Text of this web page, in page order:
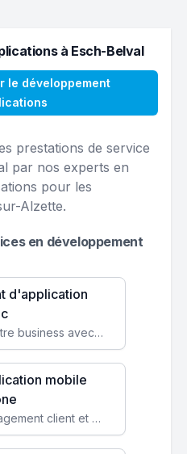
à Esch-Belval
le développement
prestations de service
par nos experts en
pour les
Alzette.
en développement
d'application
Faites évoluer votre business avec des solutions logicielles personnalisées, parfaitement adaptées à vos besoins spécifiques.
mobile
Augmentez l’engagement client et simplifiez vos processus avec une application mobile sur mesure, disponible sur iOS et Android.